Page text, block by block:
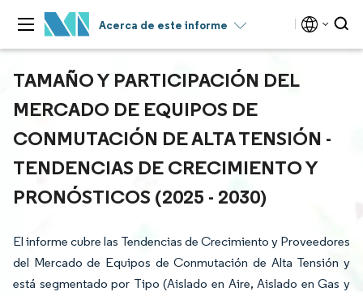
Acerca de este informe
TAMAÑO Y PARTICIPACIÓN DEL
MERCADO DE EQUIPOS DE
CONMUTACIÓN DE ALTA TENSIÓN -
TENDENCIAS DE CRECIMIENTO Y
PRONÓSTICOS (2025 - 2030)
El informe cubre las Tendencias de Crecimiento y Proveedores
del Mercado de Equipos de Conmutación de Alta Tensión y
está segmentado por Tipo (Aislado en Aire, Aislado en Gas y